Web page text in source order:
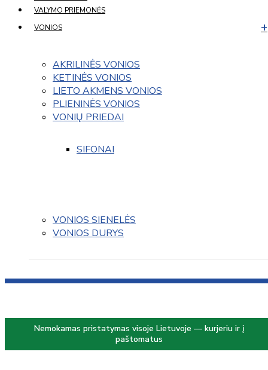
VALYMO PRIEMONĖS
VONIOS
AKRILINĖS VONIOS
KETINĖS VONIOS
LIETO AKMENS VONIOS
PLIENINĖS VONIOS
VONIŲ PRIEDAI
SIFONAI
VONIOS SIENELĖS
VONIOS DURYS
Nemokamas pristatymas visoje Lietuvoje — kurjeriu ir į
paštomatus